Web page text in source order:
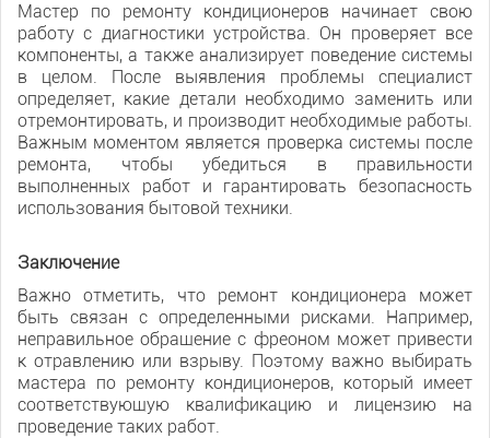
Мастер по ремонту кондиционеров начинает свою
работу с диагностики устройства. Он проверяет все
компоненты, а также анализирует поведение системы
в целом. После выявления проблемы специалист
определяет, какие детали необходимо заменить или
отремонтировать, и производит необходимые работы.
Важным моментом является проверка системы после
ремонта, чтобы убедиться в правильности
выполненных работ и гарантировать безопасность
использования бытовой техники.
Заключение
Важно отметить, что ремонт кондиционера может
быть связан с определенными рисками. Например,
неправильное обращение с фреоном может привести
к отравлению или взрыву. Поэтому важно выбирать
мастера по ремонту кондиционеров, который имеет
соответствующую квалификацию и лицензию на
проведение таких работ.